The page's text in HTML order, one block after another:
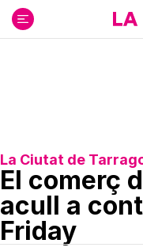
contenido
La Ciutat de
El comerç
acull a
Friday